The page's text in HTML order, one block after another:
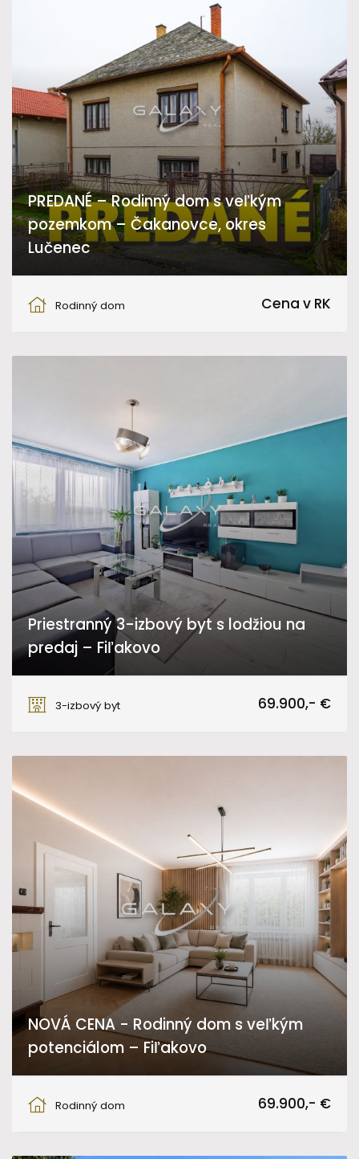
PREDANÉ – Rodinný dom s veľkým
pozemkom – Čakanovce, okres
Lučenec
Rodinný dom
Cena v RK
Priestranný 3-izbový byt s lodžiou na
predaj – Fiľakovo
3-izbový byt
69.900,- €
NOVÁ CENA - Rodinný dom s veľkým
potenciálom – Fiľakovo
Rodinný dom
69.900,- €